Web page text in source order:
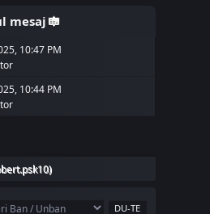
mesaj
10:47 PM
10:44 PM
)